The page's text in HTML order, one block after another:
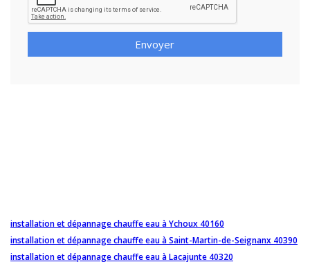
Envoyer
installation et dépannage chauffe eau à Ychoux 40160
installation et dépannage chauffe eau à Saint-Martin-de-Seignanx 40390
installation et dépannage chauffe eau à Lacajunte 40320